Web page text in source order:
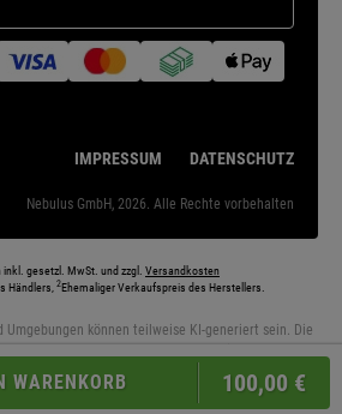
WARENKORB 100,00 €
IMPRESSUM DATENSCHUTZ
Nebulus GmbH, 2026. Alle Rechte vorbehalten
gesetzl. MwSt. und zzgl. Versandkosten
Händlers, 2Ehemaliger Verkaufspreis des Herstellers.
Umgebungen können teilweise KI-generiert sein. Die